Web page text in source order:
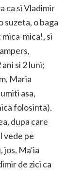
ca si Vladimir
suzeta, o baga
mica!, si
si 2 luni;
Maria
asa,
folosinta).
dupa care
vede pe
Ma’ia
de zici ca